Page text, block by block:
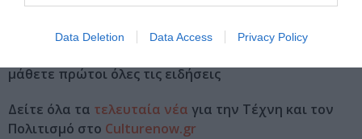
Data Deletion Data Access Privacy Policy
Τηλ: 210 3411 748 |koroneougallery.com
μάθετε πρώτοι όλες τις ειδήσεις
Δείτε όλα τα τελευταία νέα για την Τέχνη και τον
Πολιτισμό στο Culturenow.gr